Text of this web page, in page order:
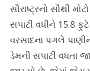
સૌરાષ્ટ્રનો સૌથી
સપાટી વધીને 15.8
વરસાદના પગલે
ડેમની સપાટી વધતા